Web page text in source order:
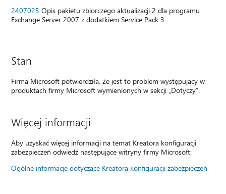
2407025 Opis pakietu zbiorczego aktualizacji 2 dla programu
Exchange Server 2007 z dodatkiem Service Pack 3
Stan
Firma Microsoft potwierdziła, że jest to problem występujący w
produktach firmy Microsoft wymienionych w sekcji „Dotyczy”.
Więcej informacji
Aby uzyskać więcej informacji na temat Kreatora konfiguracji
zabezpieczeń odwiedź następujące witryny firmy Microsoft:
Ogólne informacje dotyczące Kreatora konfiguracji zabezpieczeń